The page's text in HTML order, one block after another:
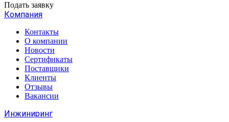
Подать заявку
Компания
Контакты
О компании
Новости
Сертификаты
Поставщики
Клиенты
Отзывы
Вакансии
Инжиниринг